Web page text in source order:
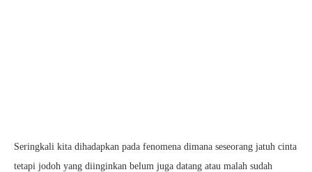
Seringkali kita dihadapkan pada fenomena dimana seseorang jatuh cinta
tetapi jodoh yang diinginkan belum juga datang atau malah sudah